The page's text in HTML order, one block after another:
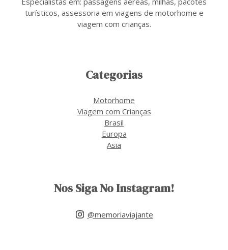
turísticos, assessoria em viagens de motorhome e
viagem com crianças.
Categorias
Motorhome
Viagem com Crianças
Brasil
Europa
Asia
Nos Siga No Instagram!
@memoriaviajante